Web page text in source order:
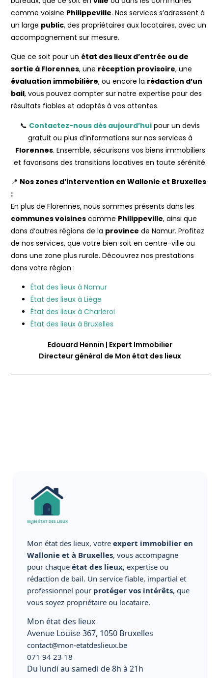
comme voisine Philippeville. Nos services s’adressent à
un large public, des propriétaires aux locataires, avec un
accompagnement sur mesure.
Que ce soit pour un état des lieux d’entrée ou de
sortie à Florennes, une réception provisoire, une
évaluation immobilière, ou encore la rédaction d’un
bail, vous pouvez compter sur notre expertise pour des
résultats fiables et adaptés à vos attentes.
📞 Contactez-nous dès aujourd’hui pour un devis
gratuit ou plus d’informations sur nos services à
Florennes. Ensemble, sécurisons vos biens immobiliers
et favorisons des transitions locatives en toute sérénité.
📍 Nos zones d’intervention en Wallonie et Bruxelles
:
En plus de Florennes, nous sommes présents dans les
communes voisines comme Philippeville, ainsi que
dans d’autres régions de la province de Namur. Profitez
de nos services, que votre bien soit en centre-ville ou
dans une zone plus rurale. Découvrez nos prestations
dans votre région :
État des lieux à Namur
État des lieux à Liège
État des lieux à Charleroi
État des lieux à Bruxelles
Edouard Hennin | Expert Immobilier
Directeur général de Mon état des lieux
Mon état des lieux, votre expert immobilier en
Wallonie et à Bruxelles, vous accompagne
pour chaque état des lieux, expertise ou
rédaction de bail. Un service fiable, impartial et
professionnel pour protéger vos intérêts, que
vous soyez propriétaire ou locataire.
Mon état des lieux
Avenue Louise 367, 1050 Bruxelles
contact@mon-etatdeslieux.be
071 94 23 18
Du lundi au samedi de 8h à 21h